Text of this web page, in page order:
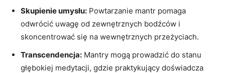
Skupienie umysłu: Powtarzanie mantr pomaga
odwrócić uwagę od zewnętrznych bodźców i
skoncentrować ​się na wewnętrznych przeżyciach.
Transcendencja: Mantry mogą prowadzić do stanu
głębokiej medytacji, gdzie praktykujący doświadcza⁣